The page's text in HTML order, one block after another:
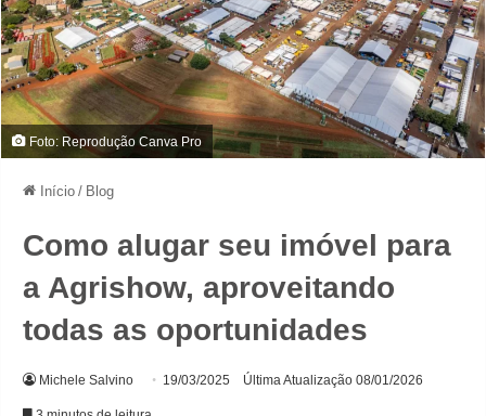
Foto: Reprodução Canva Pro
Início / Blog
Como alugar seu imóvel para
a Agrishow, aproveitando
todas as oportunidades
Michele Salvino 19/03/2025 Última Atualização 08/01/2026